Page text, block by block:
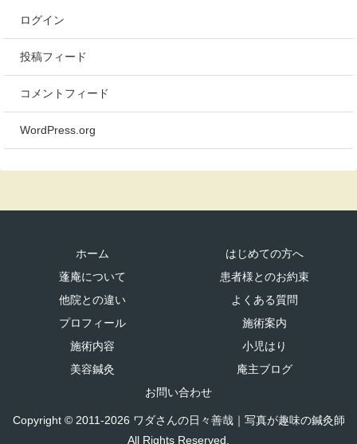
ログイン
投稿フィード
コメントフィード
WordPress.org
ホーム
はじめての方へ
蓬庵について
患者様とのお約束
他院との違い
よくある質問
プロフィール
施術案内
施術内容
小児はり
美容鍼灸
庵主ブログ
お問い合わせ
Copyright © 2011-2026 ワダさんの日々善哉｜写真が趣味の鍼灸師
All Rights Reserved.